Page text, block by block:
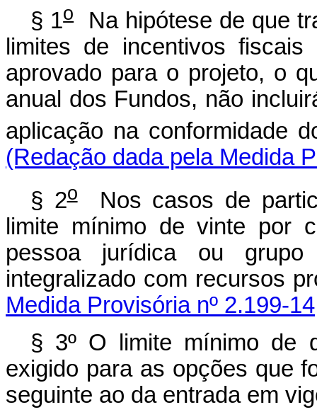
§ 1oNa hipótese de que
limites de incentivos
aprovado para o projeto, o
anual dos Fundos, não
aplicação na conformidade
(Redação dada pela Medida
§ 2oNos casos de
limite mínimo de vinte por
pessoa jurídica ou
integralizado com recursos
Medida Provisória nº 2.199-
§ 3º O limite mínimo de
exigido para as opções que
seguinte ao da entrada em